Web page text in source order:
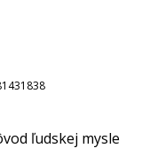
ľudskej mysle